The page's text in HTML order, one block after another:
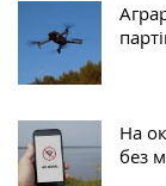
На
без